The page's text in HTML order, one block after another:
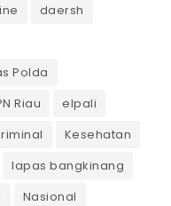
daersh
Polda
Riau
elpali
Kesehatan
lapas bangkinang
Nasional